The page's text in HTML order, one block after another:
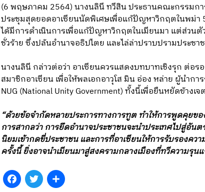
(6 พฤษภาคม 2564) นางนลินี ทวีสิน ประธานคณะกรรมก
ประชุมสุดยอดอาเซียนนัดพิเศษเพื่อแก้ปัญหาวิกฤตในพม่า
ได้มีการดำเนินการเพื่อแก้ปัญหาวิกฤตในเมียนมา แต่ส่วน
ชั่วร้าย ซึ่งปล้นอำนาจอธิปไตย และไล่ล่าปราบปรามประช
นางนลินี กล่าวต่อว่า อาเซียนควรแสดงบทบาทเชิงรุก ต่อ
สมาชิกอาเซียน เพื่อให้พลเอกอาวุโส มิน อ่อง หล่าย ผู้นำ
NUG (National Unity Government) ทั้งนี้เพื่อยืนหยัดข้า
“ด้วยข้อจำกัดหลายประการทางการทูต ทำให้การพูดคุย
การสากลว่า การยึดอำนาจประชาชนจะนำประเทศไปสู่อัน
นิยมเข้ากดขี่ประชาชน และการที่อาเซียนให้การรับรองค
ครั้งนี้ ยิ่งอาจนำเมียนมาสู่สงครามกลางเมืองที่ทวีความรุน
Facebook
TwitterShare